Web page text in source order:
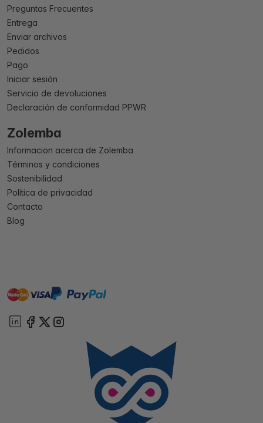
Preguntas Frecuentes
Entrega
Enviar archivos
Pedidos
Pago
Iniciar sesión
Servicio de devoluciones
Declaración de conformidad PPWR
Zolemba
Informacion acerca de Zolemba
Términos y condiciones
Sostenibilidad
Política de privacidad
Contacto
Blog
mastervisa paypal